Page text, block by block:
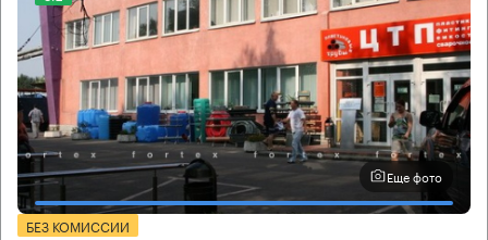
Еще фото
БЕЗ КОМИССИИ